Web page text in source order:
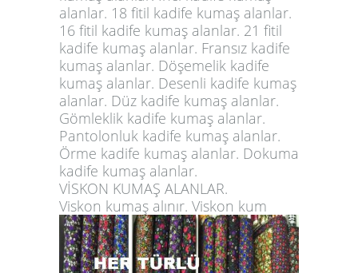
alanlar. 18 fitil kadife kumaş alanlar.
16 fitil kadife kumaş alanlar. 21 fitil
kadife kumaş alanlar. Fransız kadife
kumaş alanlar. Döşemelik kadife
kumaş alanlar. Desenli kadife kumaş
alanlar. Düz kadife kumaş alanlar.
Gömleklik kadife kumaş alanlar.
Pantolonluk kadife kumaş alanlar.
Örme kadife kumaş alanlar. Dokuma
kadife kumaş alanlar.
VİSKON KUMAŞ ALANLAR.
Viskon kumaş alınır. Viskon kum